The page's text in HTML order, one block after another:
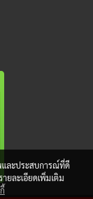
และประสบการณ์ที่ดี
ยละเอียดเพิ่มเติม